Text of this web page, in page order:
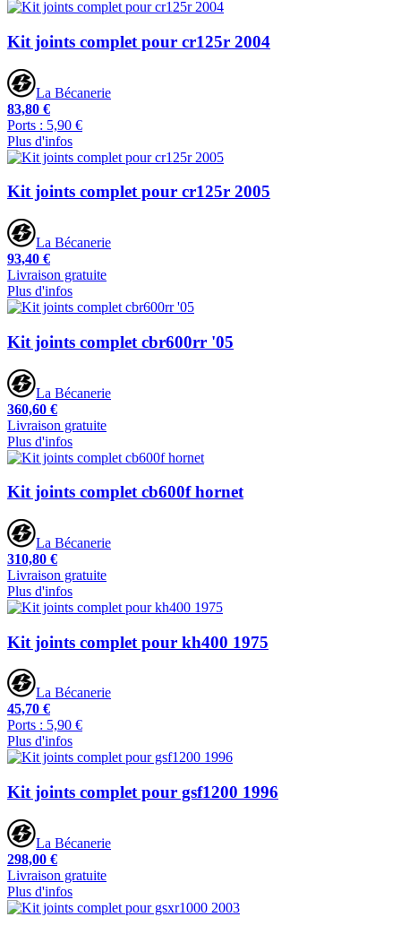
Kit joints complet pour cr125r 2004
La Bécanerie
83,80 €
Ports : 5,90 €
Plus d'infos
Kit joints complet pour cr125r 2005
La Bécanerie
93,40 €
Livraison gratuite
Plus d'infos
Kit joints complet cbr600rr '05
La Bécanerie
360,60 €
Livraison gratuite
Plus d'infos
Kit joints complet cb600f hornet
La Bécanerie
310,80 €
Livraison gratuite
Plus d'infos
Kit joints complet pour kh400 1975
La Bécanerie
45,70 €
Ports : 5,90 €
Plus d'infos
Kit joints complet pour gsf1200 1996
La Bécanerie
298,00 €
Livraison gratuite
Plus d'infos